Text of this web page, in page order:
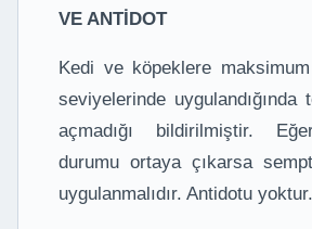
VE ANTİDOT
Kedi ve köpeklere
seviyelerinde uygulandığında
açmadığı bildirilmiştir.
durumu ortaya çıkarsa
uygulanmalıdır. Antidotu yoktur.